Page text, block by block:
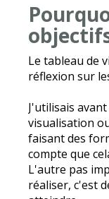
Le tableau de
réflexion sur
J'utilisais
visualisation
faisant des
compte que
L'autre pas
réaliser, c'est